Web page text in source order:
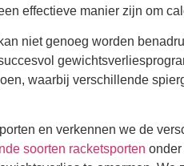
effectieve manier zijn om
niet genoeg worden
waarbij verschillende
en verkennen we de
soorten racketsporten